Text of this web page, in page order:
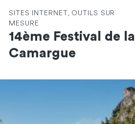
SITES INTERNET, OUTILS SUR
MESURE
14ème Festival de la
Camargue